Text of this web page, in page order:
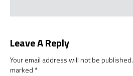
Leave A Reply
Your email address will not be published.
marked *